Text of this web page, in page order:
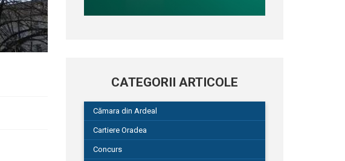
CATEGORII ARTICOLE
Cămara din Ardeal
Cartiere Oradea
Concurs